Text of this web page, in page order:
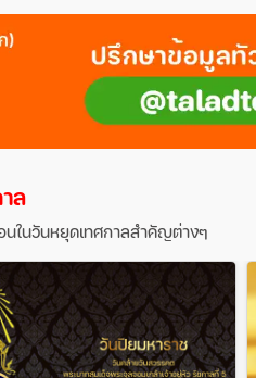
ล
ในวันหยุดเทศกาลสำคัญต่างๆ